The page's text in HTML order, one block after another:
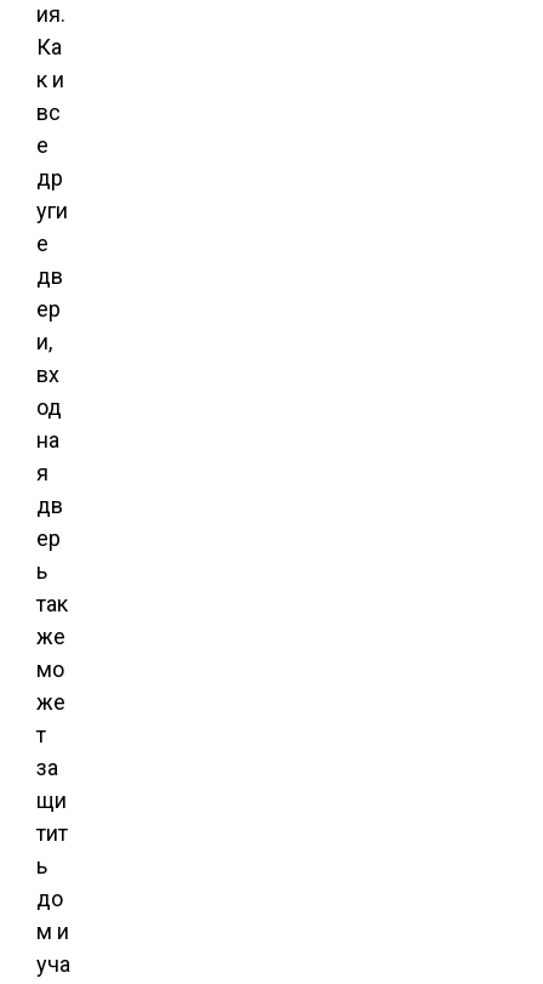
ия.
Ка
к и
вс
е
др
уги
е
дв
ер
и,
вх
од
на
я
дв
ер
ь
так
же
мо
же
т
за
щи
тит
ь
до
м и
уча